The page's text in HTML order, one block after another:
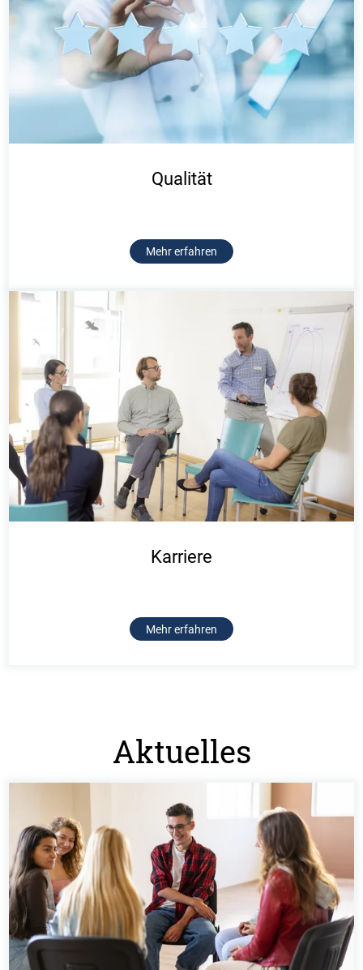
Qualität
Mehr erfahren
Karriere
Mehr erfahren
Aktuelles